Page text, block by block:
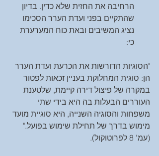
הרחיבה את החזית שלא כדין. בדיון
שהתקיים בפני ועדת הערר הסכימו
נציג המשיבים ובאת כוח המערערת
כי:
"הסוגיות הדורשות את הכרעת ועדת הערר
הן: סוגית המחלוקת בעניין זכאות לפטור
במקרה של פיצול דירה קיימת, שלטענת
העוררים הבעלות בה היא בידי שתי
משפחות והסוגיה השנייה, היא סוגיית מועד
מימוש בדרך של תחילת שימוש בפועל."
(עמ' 8 לפרוטוקול).